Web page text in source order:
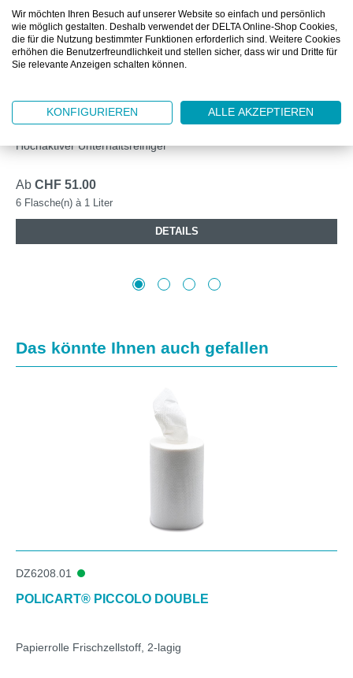
KP90.121.943
L FLASCHE
Hochaktiver Unterhaltsreiniger
Ab CHF 51.00
6 Flasche(n) à 1 Liter
DETAILS
Produktgalerie überspringen
Das könnte Ihnen auch gefallen
DZ6208.01
POLICART® PICCOLO DOUBLE
Papierrolle Frischzellstoff, 2-lagig
Wir möchten Ihren Besuch auf unserer Website so einfach und persönlich
wie möglich gestalten. Deshalb verwendet der DELTA Online-Shop Cookies,
die für die Nutzung bestimmter Funktionen erforderlich sind. Weitere Cookies
erhöhen die Benutzerfreundlichkeit und stellen sicher, dass wir und Dritte für
Sie relevante Anzeigen schalten können.
KONFIGURIEREN ALLE AKZEPTIEREN